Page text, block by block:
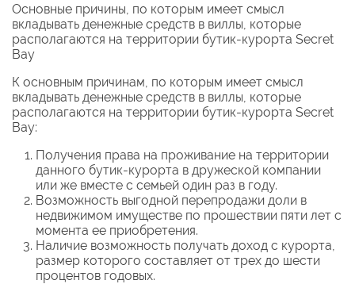
Основные причины, по которым имеет смысл
вкладывать денежные средств в виллы, которые
располагаются на территории бутик-курорта Secret
Bay
К основным причинам, по которым имеет смысл
вкладывать денежные средств в виллы, которые
располагаются на территории бутик-курорта Secret
Bay:
Получения права на проживание на территории
данного бутик-курорта в дружеской компании
или же вместе с семьей один раз в году.
Возможность выгодной перепродажи доли в
недвижимом имуществе по прошествии пяти лет с
момента ее приобретения.
Наличие возможность получать доход с курорта,
размер которого составляет от трех до шести
процентов годовых.